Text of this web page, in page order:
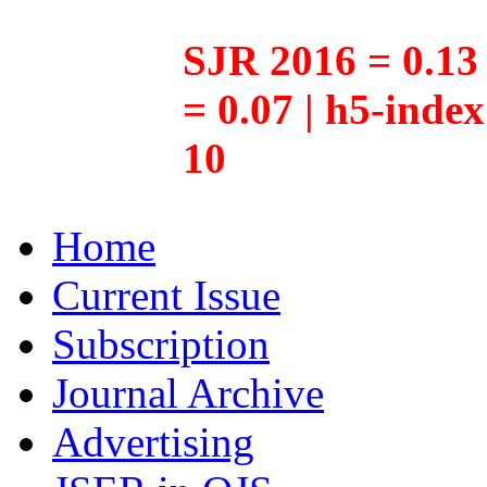
SJR 2016 =
= 0.07 | h5-
10
Home
Current Issue
Subscription
Journal Archive
Advertising